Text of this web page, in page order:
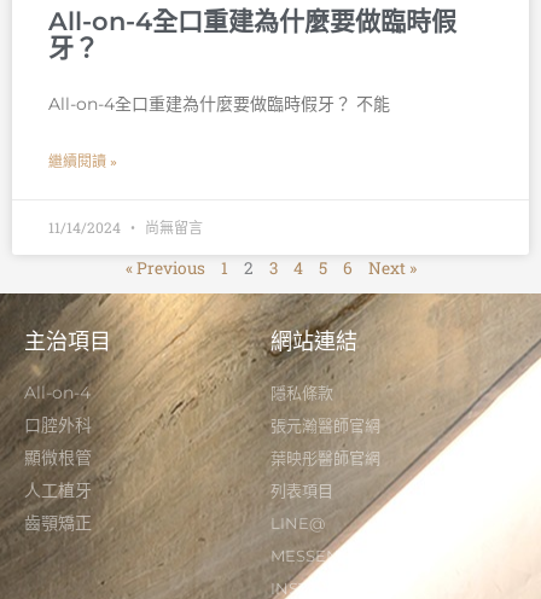
All-on-4全口重建為什麼要做臨時假
牙？
All-on-4全口重建為什麼要做臨時假牙？ 不能
繼續閱讀 »
11/14/2024 尚無留言
« Previous 1 2 3 4 5 6 Next »
主治項目
All-on-4
口腔外科
顯微根管
人工植牙
齒顎矯正
網站連結
隱私條款
張元瀚醫師官網
葉映彤醫師官網
列表項目
LINE@
MESSENGER
INSTAGRAM